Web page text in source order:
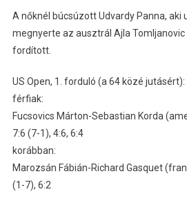
A nőknél búcsúzott Udvardy Panna, aki
megnyerte az ausztrál Ajla Tomljanovic
fordított.
US Open, 1. forduló (a 64 közé jutásért):
férfiak:
Fucsovics Márton-Sebastian Korda
7:6 (7-1), 4:6, 6:4
korábban:
Marozsán Fábián-Richard Gasquet
(1-7), 6:2